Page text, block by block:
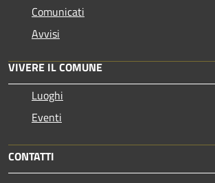
Comunicati
Avvisi
VIVERE IL COMUNE
Luoghi
Eventi
CONTATTI